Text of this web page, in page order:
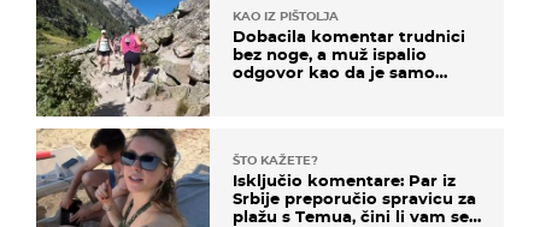
KAO IZ PIŠTOLJA
Dobacila komentar trudnici
bez noge, a muž ispalio
odgovor kao da je samo
ŠTO KAŽETE?
Isključio komentare: Par iz
Srbije preporučio spravicu za
plažu s Temua, čini li vam se